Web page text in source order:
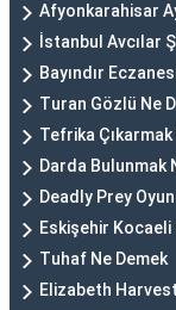
Afyonkarahisar
İstanbul Avcılar
Bayındır
Turan Gözlü Ne
Tefrika Çıkarmak
Darda Bulunmak
Deadly Prey
Eskişehir
Tuhaf Ne Demek
Elizabeth